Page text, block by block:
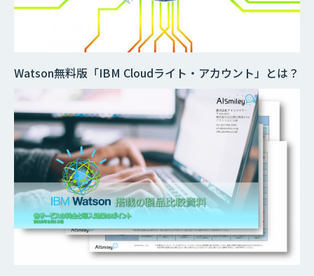
Watson無料版「IBM Cloudライト・アカウント」とは？